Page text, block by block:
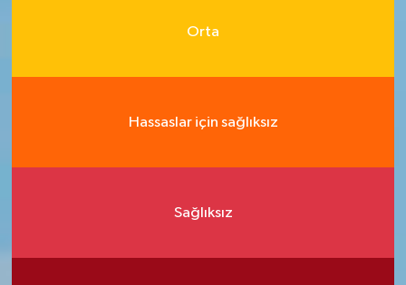
Orta
Hassaslar için sağlıksız
Sağlıksız